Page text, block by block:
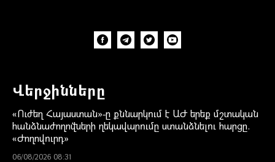
Վերջինները
«Ուժեղ Հայաստան»-ը քննարկում է ԱԺ երեք մշտական
հանձնաժողովների ղեկավարումը ստանձնելու հարցը.
«Ժողովուրդ»
06/08/2026 08:31